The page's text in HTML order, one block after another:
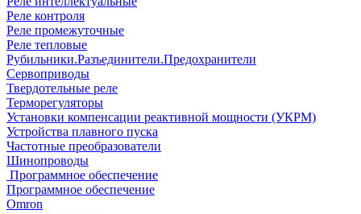
Реле контроля
Реле промежуточные
Реле тепловые
Рубильники.Разъединители.Предохранители
Сервоприводы
Твердотельные реле
Терморегуляторы
Установки компенсации реактивной мощности (УКРМ)
Устройства плавного пуска
Частотные преобразователи
Шинопроводы
Программное обеспечение
Программное обеспечение
Omron